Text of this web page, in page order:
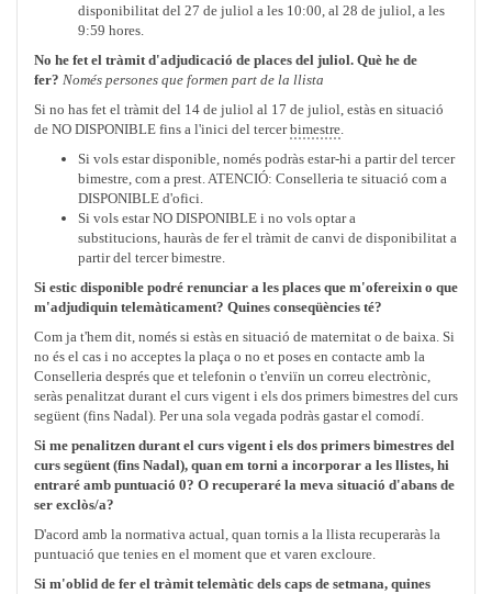
disponibilitat del 27 de juliol a les 10:00, al 28 de juliol, a les
9:59 hores.
No he fet el tràmit d'adjudicació de places del juliol. Què he de
fer? Només persones que formen part de la llista
Si no has fet el tràmit del 14 de juliol al 17 de juliol, estàs en situació
de NO DISPONIBLE fins a l'inici del tercerbimestre.
Si vols estar disponible, només podràs estar-hi a partir del tercer
bimestre, com a prest. ATENCIÓ: Conselleria te situació com a
DISPONIBLE d'ofici.
Si vols estar NO DISPONIBLE i no vols optar a
substitucions, hauràs de fer el tràmit de canvi de disponibilitat a
partir del tercer bimestre.
Si estic disponible podré renunciar a les places que m'ofereixin o que
m'adjudiquin telemàticament? Quines conseqüències té?
Com ja t'hem dit, només si estàs en situació de maternitat o de baixa. Si
no és el cas i no acceptes la plaça o no et poses en contacte amb la
Conselleria després que et telefonin o t'enviïn un correu electrònic,
seràs penalitzat durant el curs vigent i els dos primers bimestres del curs
següent (fins Nadal). Per una sola vegada podràs gastar el comodí.
Si me penalitzen durant el curs vigent i els dos primers bimestres del
curs següent (fins Nadal), quan em torni a incorporar a les llistes, hi
entraré amb puntuació 0? O recuperaré la meva situació d'abans de
ser exclòs/a?
D'acord amb la normativa actual, quan tornis a la llista recuperaràs la
puntuació que tenies en el moment que et varen excloure.
Si m'oblid de fer el tràmit telemàtic dels caps de setmana, quines